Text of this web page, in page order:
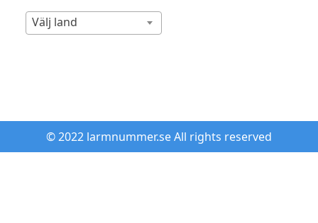
Välj land
© 2022 larmnummer.se All rights reserved